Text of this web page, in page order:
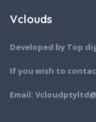
Vclouds
Developed by Top
If you wish to
Email: